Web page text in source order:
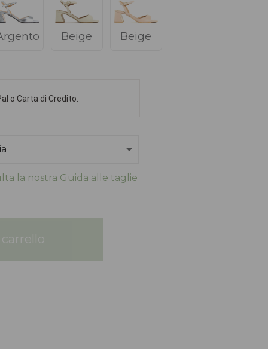
Beige Beige
o Carta di Credito.
la nostra Guida alle taglie